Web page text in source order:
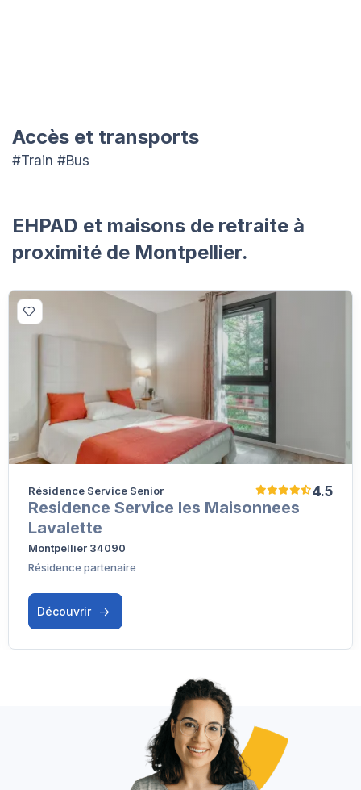
Accès et transports
#Train #Bus
EHPAD et maisons de retraite à
proximité de Montpellier.
4.5
Résidence Service Senior
Residence Service les Maisonnees
Lavalette
Montpellier 34090
Résidence partenaire
Découvrir